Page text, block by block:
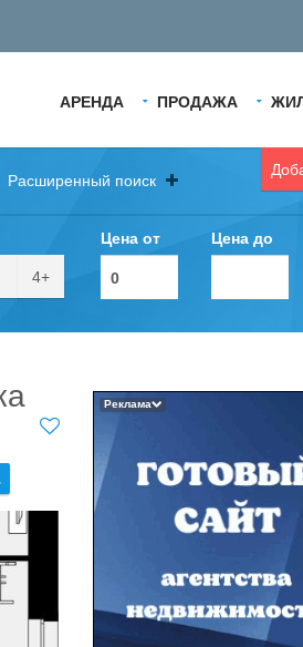
АРЕНДА ПРОДАЖА
Расширенный поиск
4+
Цена от Цена до
Реклама